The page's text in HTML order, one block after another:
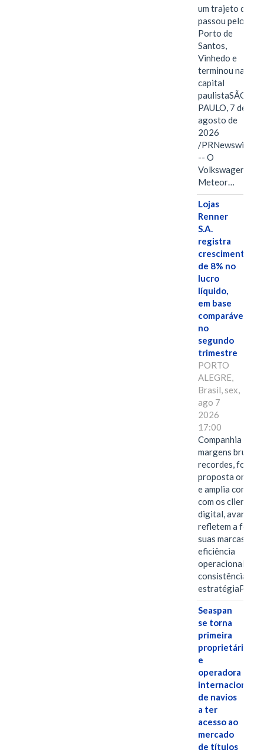
um trajeto que
passou pelo
Porto de
Santos,
Vinhedo e
terminou na
capital
paulistaSÃO
PAULO, 7 de
agosto de
2026
/PRNewswire/
-- O
Volkswagen
Meteor…
Lojas
Renner
S.A.
registra
crescimento
de 8% no
lucro
líquido,
em base
comparável,
no
segundo
trimestre
PORTO
ALEGRE,
Brasil, sex,
ago 7
2026
17:00
Companhia
margens brutas
recordes,
proposta
e amplia
com os clientes
digital, avanços
refletem a força
suas marcas, a
eficiência
operacional e a
consistência de
Seaspan
se torna
primeira
proprietária
e
operadora
internacional
de navios
a ter
acesso ao
mercado
de títulos